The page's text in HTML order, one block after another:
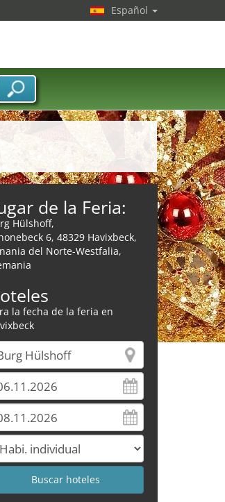
de la Feria:
Hülshoff,
6, 48329 Havixbeck,
del Norte-Westfalia,
la fecha de la feria en
Español